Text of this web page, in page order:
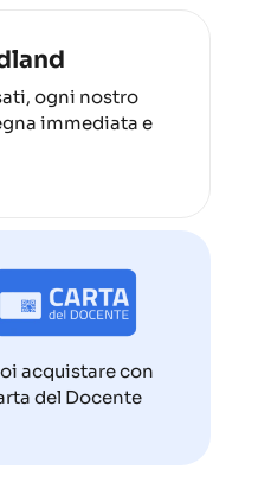
ogni nostro
immediata e
acquistare con
del Docente